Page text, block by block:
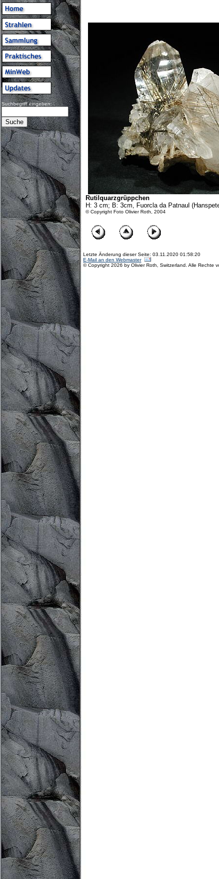
Suchbegriff eingeben:
Rutilquarzgrüppchen
H: 3 cm; B: 3cm, Fuorcla da Patnaul
© Copyright Foto Olivier Roth, 2004
Letzte Änderung dieser Seite: 03.11.2020 01:58:20
E-Mail an den Webmaster
© Copyright 2026 by Olivier Roth, Switzerland. Alle Rechte